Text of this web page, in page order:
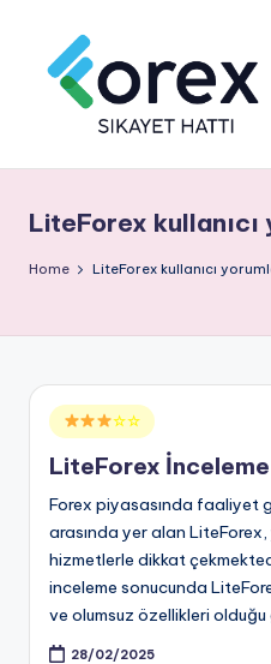
LiteForex kullanıcı
Home LiteForex kullanıcı
Posted
in
☆☆
LiteForex İnceleme
Forex piyasasında faaliyet
arasında yer alan LiteForex,
hizmetlerle dikkat
inceleme sonucunda
ve olumsuz özellikleri
28/02/2025